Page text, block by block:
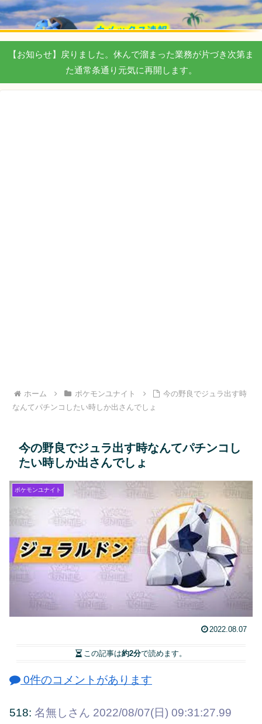
【お知らせ】戻りました。休んで溜まった業務が片づき次第ま
た通常条通り元気に再開します。
ホーム ポケモンユナイト
今の野良でジュラ出す時
なんてパチンコしたい時しか出さんでしょ
今の野良でジュラ出す時なんてパチンコし
たい時しか出さんでしょ
ポケモンユナイト
2022.08.07
この記事は約2分で読めます。
0件のコメントがあります
518: 名無しさん 2022/08/07(日) 09:31:27.99